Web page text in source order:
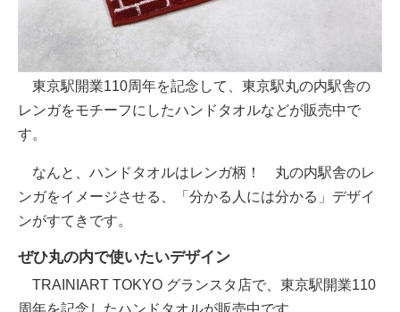
東京駅開業110周年を記念して、東京駅丸の内駅舎の
レンガをモチーフにしたハンドタオルなどが販売中で
す。
なんと、ハンドタオルはレンガ柄！ 丸の内駅舎のレ
ンガをイメージさせる、「分かる人には分かる」デザイ
ンがすてきです。
ぜひ丸の内で使いたいデザイン
TRAINIART TOKYO グランスタ店で、東京駅開業110
周年を記念したハンドタオルが販売中です。